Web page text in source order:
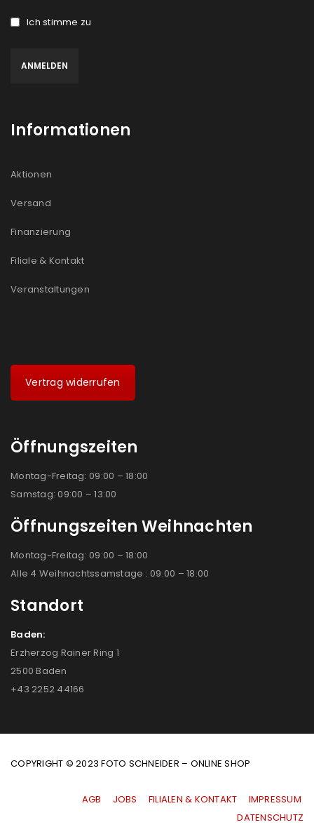
E-Mail-Adresse
NEWSLETTER ABONNIEREN
Ich stimme zu
Informationen
Aktionen
Versand
Finanzierung
Filiale & Kontakt
Veranstaltungen
Vertrag widerrufen
Öffnungszeiten
Montag-Freitag: 09:00 – 18:00
Samstag: 09:00 – 13:00
Öffnungszeiten Weihnachten
Montag-Freitag: 09:00 – 18:00
Alle 4 Weihnachtssamstage : 09:00 – 18:00
Standort
Baden:
Erzherzog Rainer Ring 1
2500 Baden
+43 2252 44166
COPYRIGHT © 2023 FOTO SCHNEIDER – ONLINE SHOP
AGB JOBS FILIALEN & KONTAKT
IMPRESSUM
|DATENSCHUTZ